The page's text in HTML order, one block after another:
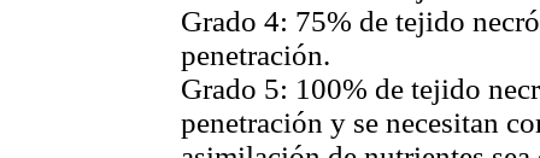
Grado 4: 75% de tejido
penetración.
Grado 5: 100% de tejido
penetración y se necesitan